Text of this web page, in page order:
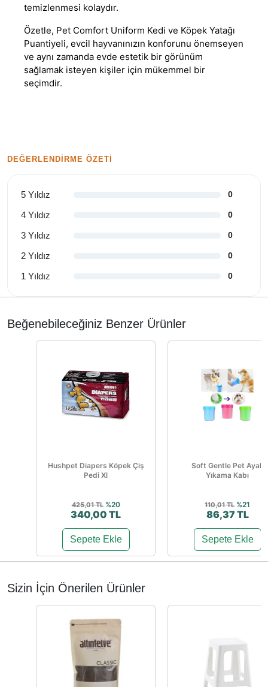
temizlenmesi kolaydır.
Özetle, Pet Comfort Uniform Kedi ve Köpek Yatağı
Puantiyeli, evcil hayvanınızın konforunu önemseyen
ve aynı zamanda evde estetik bir görünüm
sağlamak isteyen kişiler için mükemmel bir
seçimdir.
DEĞERLENDIRME ÖZETI
5 Yıldız 0
4 Yıldız 0
3 Yıldız 0
2 Yıldız 0
1 Yıldız 0
Beğenebileceğiniz Benzer Ürünler
Hushpet Diapers Köpek Çiş
Pedi Xl
425,01 TL %20
340,00 TL
Sepete Ekle
Soft Gentle Pet Ayak
Yıkama Kabı
110,01 TL %21
86,37 TL
Sepete Ekle
Sizin İçin Önerilen Ürünler